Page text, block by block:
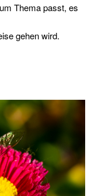
Thema passt, es
gehen wird.